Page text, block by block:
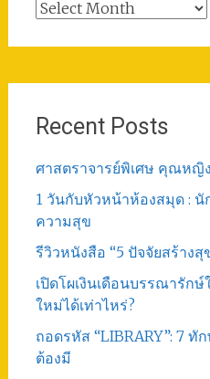
Total
Recent Posts
ศาสตราจารย์พิเศษ คุณหญิ
1 วันกับหัวหน้าห้องสมุด :
ความสุข
รีวิวหนังสือ “5 ปัจจัยสร้าง
เปิดโผเงินเดือนบรรณารัก
ใหม่ได้เท่าไหร่?
ถอดรหัส “LIBRARY”: 7
ต้องมี